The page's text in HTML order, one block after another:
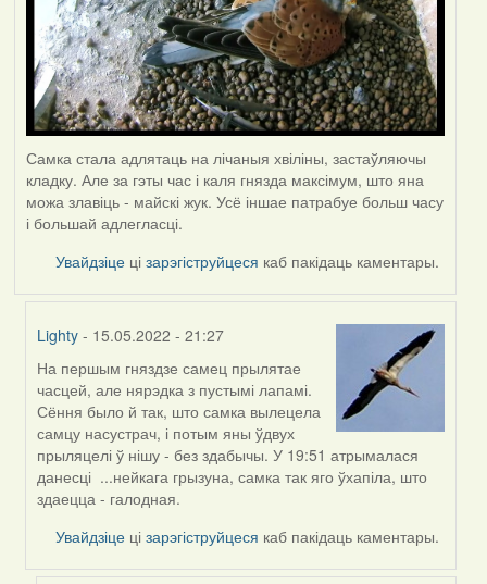
Самка стала адлятаць на лічаныя хвіліны, застаўляючы
кладку. Але за гэты час і каля гнязда максімум, што яна
можа злавіць - майскі жук. Усё іншае патрабуе больш часу
і большай адлегласці.
Увайдзіце цізарэгіструйцеся каб пакідаць каментары.
Lighty - 15.05.2022 - 21:27
In
reply
to
by
Harrier
На першым гняздзе самец прылятае
часцей, але нярэдка з пустымі лапамі.
Сёння было й так, што самка вылецела
самцу насустрач, і потым яны ўдвух
прыляцелі ў нішу - без здабычы. У 19:51 атрымалася
данесці ...нейкага грызуна, самка так яго ўхапіла, што
здаецца - галодная.
Увайдзіце цізарэгіструйцеся каб пакідаць каментары.